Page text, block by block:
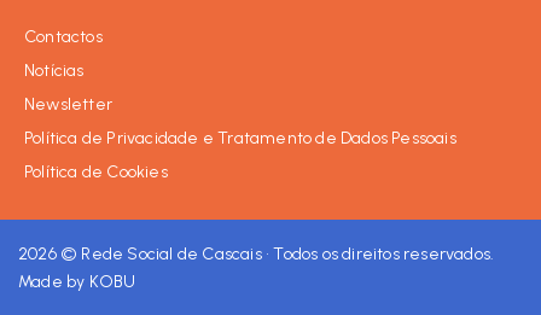
Contactos
Notícias
Newsletter
Política de Privacidade e Tratamento de Dados Pessoais
Política de Cookies
2026 © Rede Social de Cascais • Todos os direitos reservados.
Made by KOBU
Facebook
Instagram
LinkedIn